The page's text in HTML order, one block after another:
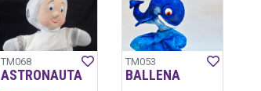
TM068
ASTRONAUTA
TM053
BALLENA